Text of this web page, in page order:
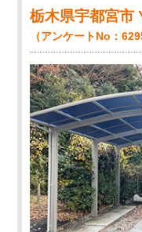
栃木県宇都宮市
（アンケートNo：